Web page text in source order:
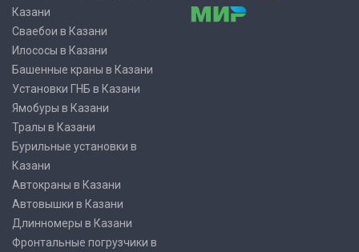
Казани
Сваебои в Казани
Илососы в Казани
Башенные краны в Казани
Установки ГНБ в Казани
Ямобуры в Казани
Тралы в Казани
Бурильные установки в
Казани
Автокраны в Казани
Автовышки в Казани
Длинномеры в Казани
Фронтальные погрузчики в